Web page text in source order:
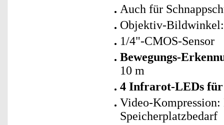
Auch für
Objektiv-
1/4"-CMOS-Sensor
Bewegungs-
10 m
4 Infrarot-LEDs für
Video-
Speicherplatzbedarf